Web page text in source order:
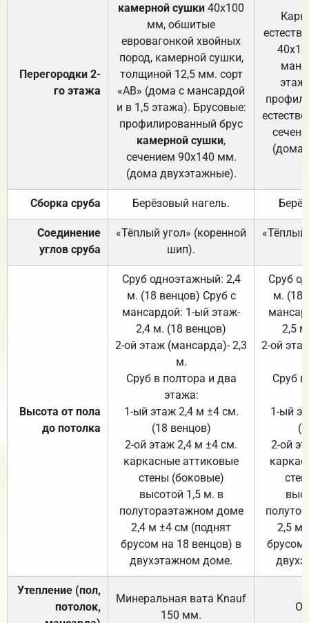
Перегородки 2-
го этажа
камерной сушки 40х100
мм, обшитые
евровагонкой хвойных
пород, камерной сушки,
толщиной 12,5 мм. сорт
«АВ» (дома с мансардой
и в 1,5 этажа). Брусовые:
профилированный брус
камерной сушки,
сечением 90х140 мм.
(дома двухэтажные).
(дома
Сборка сруба Берёзовый нагель.
Соединение
углов сруба
«Тёплый угол» (коренной
шип).
«Тёплый
Высота от пола
до потолка
Сруб одноэтажный: 2,4
м. (18 венцов) Сруб с
мансардой: 1-ый этаж-
2,4 м. (18 венцов)
2-ой этаж (мансарда)- 2,3
м.
Сруб в полтора и два
этажа:
1-ый этаж 2,4 м ±4 см.
(18 венцов)
2-ой этаж 2,4 м ±4 см.
каркасные аттиковые
стены (боковые)
высотой 1,5 м. в
полутораэтажном доме
2,4 м ±4 см (поднят
брусом на 18 венцов) в
двухэтажном доме.
Сруб
м. (18
2,5
2-ой
Сруб
1-ый
2-ой
2,5 м
брусом
Утепление (пол,
потолок,
Минеральная вата Knauf
150 мм.